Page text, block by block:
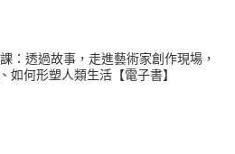
：透過故事，走進藝術家創作現場，
如何形塑人類生活【電子書】